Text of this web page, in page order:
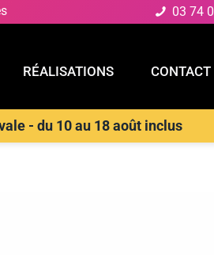
03 74
RÉALISATIONS CONTACT
- du 10 au 18 août inclus
RÉALISATIONS CONTACT
E DESIGN Plafonnier LED